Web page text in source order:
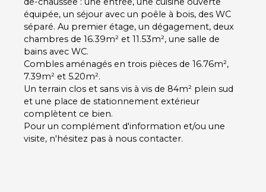
équipée, un séjour avec un poêle à bois, des WC
séparé. Au premier étage, un dégagement, deux
chambres de 16.39m² et 11.53m², une salle de
bains avec WC.
Combles aménagés en trois pièces de 16.76m²,
7.39m² et 5.20m².
Un terrain clos et sans vis à vis de 84m² plein sud
et une place de stationnement extérieur
complètent ce bien.
Pour un complément d'information et/ou une
visite, n'hésitez pas à nous contacter.